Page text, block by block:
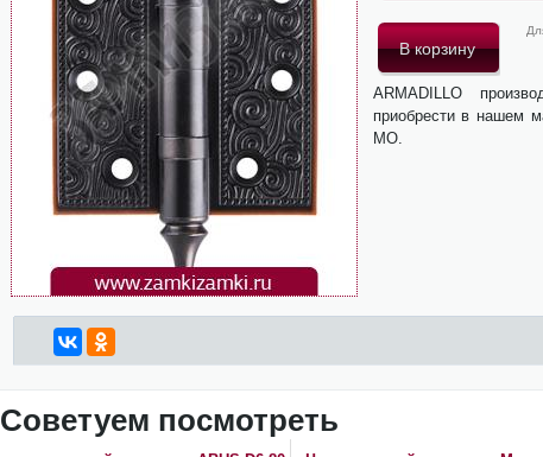
ARMADILLO
приобрести в нашем
МО.
Советуем посмотреть